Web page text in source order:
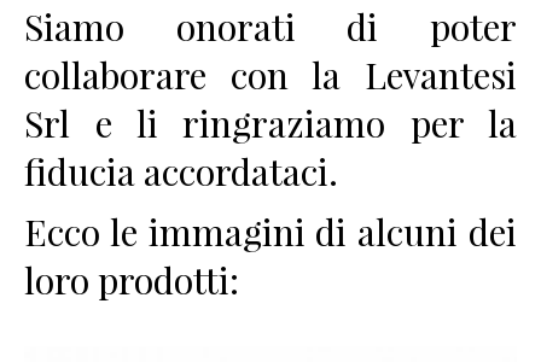
Siamo onorati di poter
collaborare con la Levantesi
Srl e li ringraziamo per la
fiducia accordataci.
Ecco le immagini di alcuni dei
loro prodotti: